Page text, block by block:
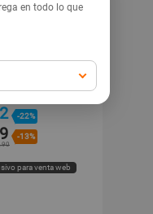
Estéreo USB
y Luces
-22%
-13%
.90
para venta web
en todo lo que